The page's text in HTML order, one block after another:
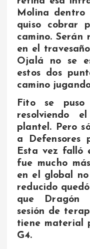
Molina dentro
quiso cobrar
camino. Serán
en el
Ojalá no se
estos dos
camino
Fito se
resolviendo
plantel. Pero
a Defensores
Esta vez falló
fue mucho
en el global
reducido
que Dragón
sesión de
tiene material
G4.